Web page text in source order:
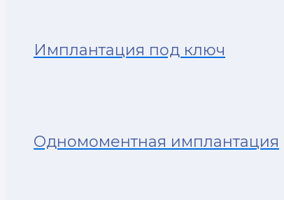
Имплантация под ключ
Одномоментная имплантация